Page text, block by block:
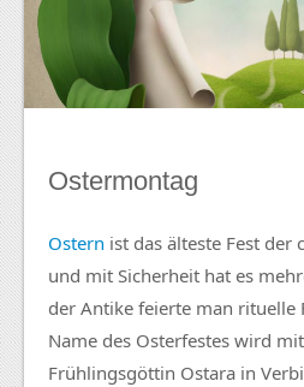
Ostermontag
Ostern ist das älteste Fest der
und mit Sicherheit hat es
der Antike feierte man rituelle
Name des Osterfestes wird
Frühlingsgöttin Ostara in